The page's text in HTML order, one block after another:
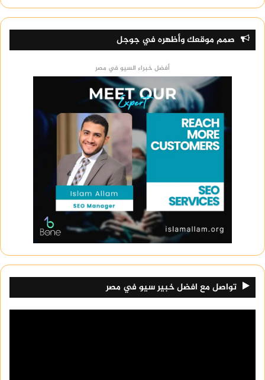
صمم موقعك وأظهره في جوجل
أفضل خبراء السيو في مصر
تواصل مع افضل خبير سيو في مصر